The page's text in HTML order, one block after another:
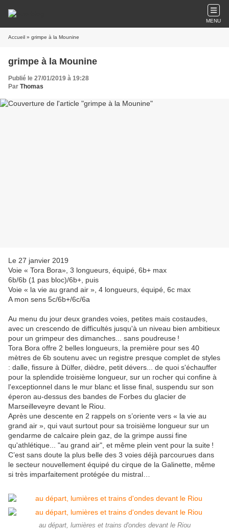
MENU
Accueil » grimpe à la Mounine
grimpe à la Mounine
Publié le 27/01/2019 à 19:28
Par Thomas
Le 27 janvier 2019
Voie « Tora Bora», 3 longueurs, équipé, 6b+ max
6b/6b (1 pas bloc)/6b+, puis
Voie « la vie au grand air », 4 longueurs, équipé, 6c max
A mon sens 5c/6b+/6c/6a
Au menu du jour deux grandes voies, petites mais costaudes,
avec un crescendo de difficultés jusqu'à un niveau bien ambitieux
pour un grimpeur des dimanches... sans poudreuse !
Tora Bora offre 2 belles longueurs, la première pour ses 40
mètres de 6b soutenu avec un registre presque complet de styles
: dalle, fissure à Dülfer, dièdre, petit dévers... de quoi s'échauffer
pour la splendide troisième longueur, sur un rocher qui confine à
l'exceptionnel dans le mur blanc et lisse final, suspendu sur son
éperon au-dessus des bandes de Forbes du glacier de
Marseilleveyre devant le Riou.
Après une descente en 2 rappels on s’oriente vers « la vie au
grand air », qui vaut surtout pour sa troisième longueur sur un
gendarme de calcaire plein gaz, de la grimpe aussi fine
qu'athlétique... "au grand air", et même plein vent pour la suite !
C’est sans doute la plus belle des 3 voies déjà parcourues dans
le secteur nouvellement équipé du cirque de la Galinette, même
si très imparfaitement protégée du mistral…
au départ, lumières et trains d'ondes devant le Riou